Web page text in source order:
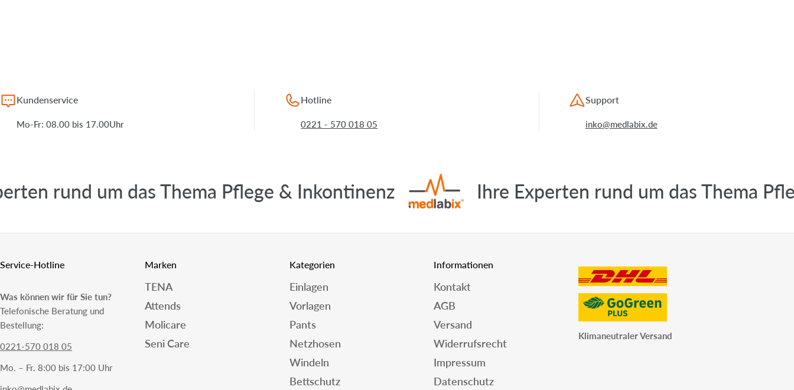
Kundenservice
Mo-Fr: 08.00 bis 17.00Uhr
Hotline
0221 - 570 018 05
Support
inko@medlabix.de
rund um das Thema Pflege & Inkontinenz Ihre Experten rund um das Thema
Service-Hotline
Was können wir für Sie tun?
Telefonische Beratung und
Bestellung:
0221-570 018 05
Mo. – Fr. 8:00 bis 17:00 Uhr
Marken
TENA
Attends
Molicare
Seni Care
Kategorien
Einlagen
Vorlagen
Pants
Netzhosen
Windeln
Bettschutz
Informationen
Kontakt
AGB
Versand
Widerrufsrecht
Impressum
Datenschutz
Klimaneutraler Versand